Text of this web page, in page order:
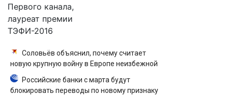
Первого канала,
лауреат премии
ТЭФИ-2016
Соловьёв объяснил, почему считает
новую крупную войну в Европе неизбежной
Российские банки с марта будут
блокировать переводы по новому признаку